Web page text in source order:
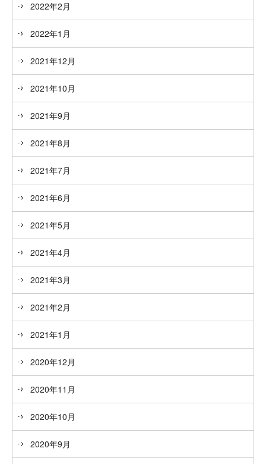
2022年2月
2022年1月
2021年12月
2021年10月
2021年9月
2021年8月
2021年7月
2021年6月
2021年5月
2021年4月
2021年3月
2021年2月
2021年1月
2020年12月
2020年11月
2020年10月
2020年9月